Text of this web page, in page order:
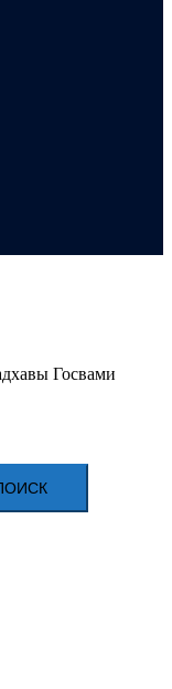
Госвами